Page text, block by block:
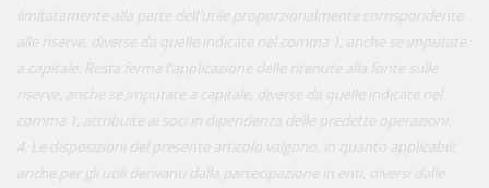
limitatamente alla parte dell'utile proporzionalmente corrispondente
alle riserve, diverse da quelle indicate nel comma 1, anche se imputate
a capitale. Resta ferma l'applicazione delle ritenute alla fonte sulle
riserve, anche se imputate a capitale, diverse da quelle indicate nel
comma 1, attribuite ai soci in dipendenza delle predette operazioni.
4. Le disposizioni del presente articolo valgono, in quanto applicabili,
anche per gli utili derivanti dalla partecipazione in enti, diversi dalle